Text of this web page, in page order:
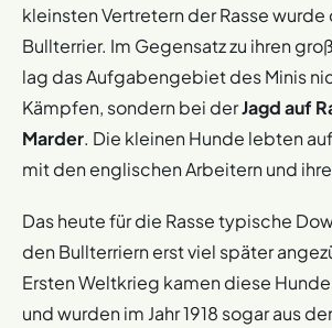
kleinsten Vertretern der Rasse wurde
Bullterrier. Im Gegensatz zu ihren
lag das Aufgabengebiet des Minis
Kämpfen, sondern bei derJagd auf
Marder. Die kleinen Hunde lebten
mit den englischen Arbeitern und
Das heute für die Rasse typische
den Bullterriern erst viel später
Ersten Weltkrieg kamen diese
und wurden im Jahr 1918 sogar aus